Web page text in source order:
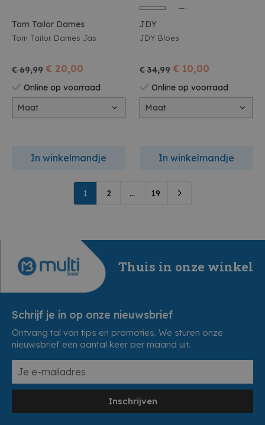
Tom Tailor Dames
Tom Tailor Dames Jas
€ 69,99 € 20,00
Online op voorraad
Maat
In winkelmandje
JDY
JDY Bloes
€ 34,99 € 10,00
Online op voorraad
Maat
In winkelmandje
1 2 ... 19
Thuis in onze winkel
Schrijf je in op onze nieuwsbrief
Ontvang tal van tips en promoties. We sturen onze
nieuwsbrief een aantal keer per maand uit.
Inschrijven